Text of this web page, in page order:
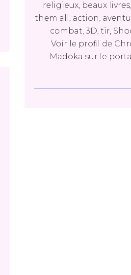
religieux, beaux
them all, action,
combat, 3D, tir,
Voir le profil de
Madoka sur le